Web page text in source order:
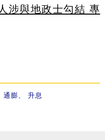
涉與地政士勾結 專
通膨、 升息